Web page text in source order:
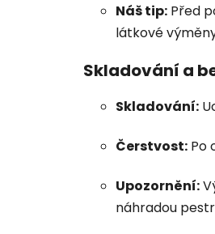
Náš tip: Před
látkové
Skladování a
Skladování:
Čerstvost: Po
Upozornění:
náhradou